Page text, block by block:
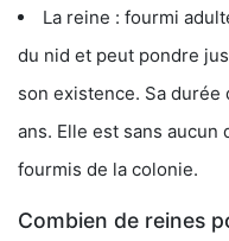
La reine : fourmi
du nid et peut pondre
son existence. Sa
ans. Elle est sans
fourmis de la colonie.
Combien de reines